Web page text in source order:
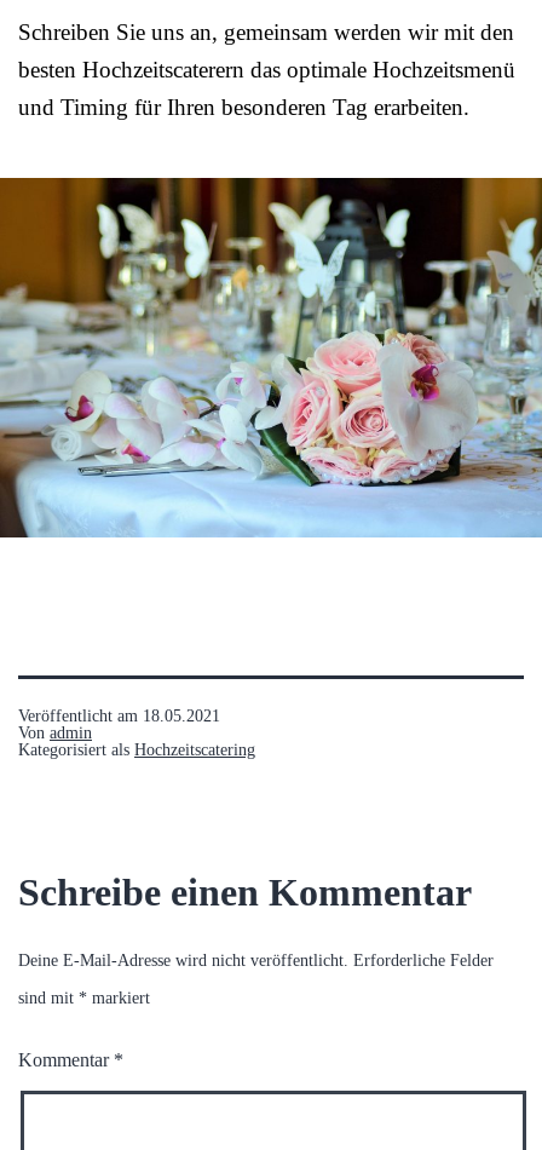
Schreiben Sie uns an, gemeinsam werden wir mit den
besten Hochzeitscaterern das optimale Hochzeitsmenü
und Timing für Ihren besonderen Tag erarbeiten.
Veröffentlicht am 18.05.2021
Von admin
Kategorisiert als Hochzeitscatering
Schreibe einen Kommentar
Deine E-Mail-Adresse wird nicht veröffentlicht. Erforderliche Felder
sind mit * markiert
Kommentar *